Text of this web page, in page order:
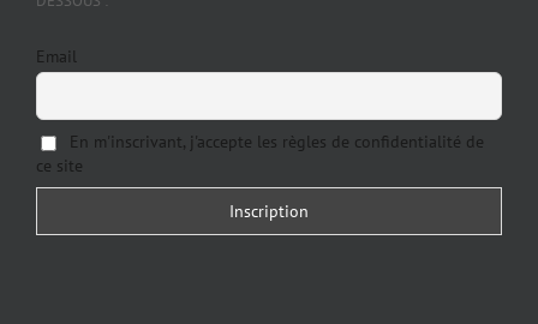
Email
En m'inscrivant, j'accepte les règles de confidentialité de
ce site